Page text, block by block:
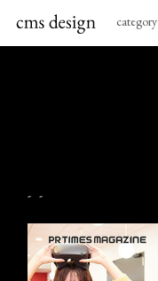
category
- -